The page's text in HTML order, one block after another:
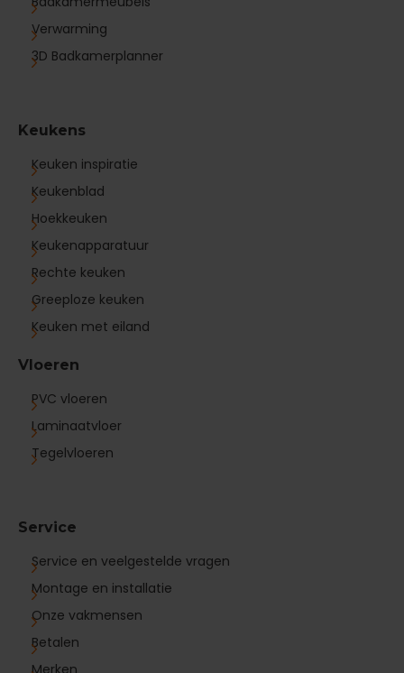
Verwarming
3D Badkamerplanner
Keukens
Keuken inspiratie
Keukenblad
Hoekkeuken
Keukenapparatuur
Rechte keuken
Greeploze keuken
Keuken met eiland
Vloeren
PVC vloeren
Laminaatvloer
Tegelvloeren
Service
Service en veelgestelde vragen
Montage en installatie
Onze vakmensen
Betalen
Merken